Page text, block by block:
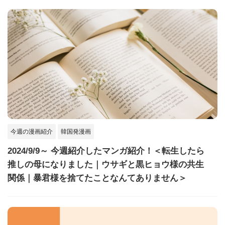
今週の漫画紹介 韓国発漫画
2024/9/9～ 今週紹介したマンガ紹介！＜転生したら
推しの母になりました｜ウサギと黒ヒョウ様の共生
関係｜暴君様を捨てたことなんてありません＞